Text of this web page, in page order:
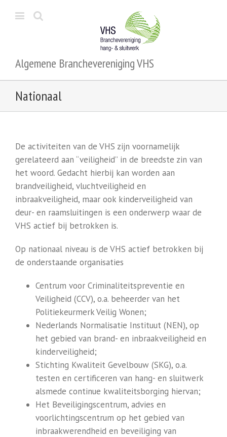
Algemene Branchevereniging VHS
Nationaal
De activiteiten van de VHS zijn voornamelijk
gerelateerd aan “veiligheid” in de breedste zin van
het woord. Gedacht hierbij kan worden aan
brandveiligheid, vluchtveiligheid en
inbraakveiligheid, maar ook kinderveiligheid van
deur- en raamsluitingen is een onderwerp waar de
VHS actief bij betrokken is.
Op nationaal niveau is de VHS actief betrokken bij
de onderstaande organisaties
Centrum voor Criminaliteitspreventie en
Veiligheid (CCV), o.a. beheerder van het
Politiekeurmerk Veilig Wonen;
Nederlands Normalisatie Instituut (NEN), op
het gebied van brand- en inbraakveiligheid en
kinderveiligheid;
Stichting Kwaliteit Gevelbouw (SKG), o.a.
testen en certificeren van hang- en sluitwerk
alsmede continue kwaliteitsborging hiervan;
Het Beveiligingscentrum, advies en
voorlichtingscentrum op het gebied van
inbraakwerendheid en beveiliging van